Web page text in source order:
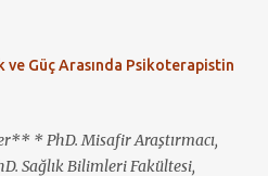
eşcinsellik konusunda
çıkarıyorum; hiçbir zaman
sürüyor: Sözgelimi; savaşlar,
eşitsizlikler sözde insan
savaşları, yıkımları,
çok da zor olmasa gerek.
ve Güç Arasında Psikoterapistin
* PhD. Misafir Araştırmacı,
Sağlık Bilimleri Fakültesi,